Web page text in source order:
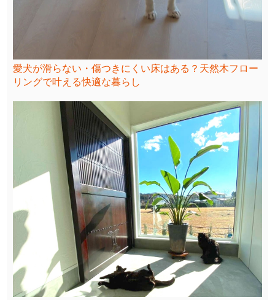
愛犬が滑らない・傷つきにくい床はある？天然木フロー
リングで叶える快適な暮らし